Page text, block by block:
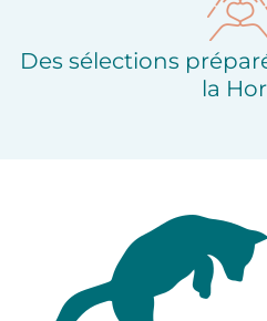
Des sélections
la